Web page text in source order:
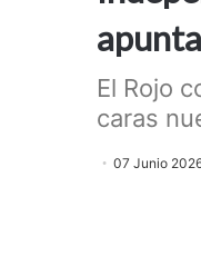
El Rojo
caras
07 Junio